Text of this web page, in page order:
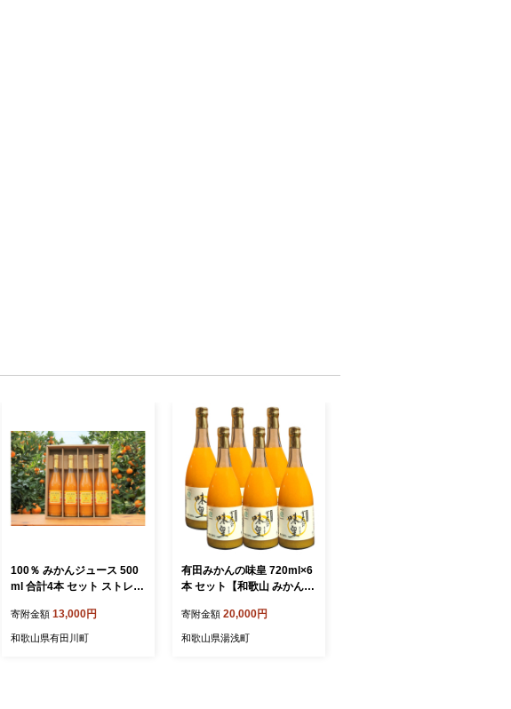
100％ みかんジュース 500
ml 合計4本 セット ストレー
山有田 丸絞り 和歌山 有田
国産 果汁
寄附金額 13,000円
和歌山県有田川町
有田みかんの味皇 720ml×6
本 セット【和歌山 みかんジ
レート 無添加 果汁100% 有
田】_ZY6102n
寄附金額 20,000円
和歌山県湯浅町